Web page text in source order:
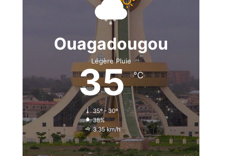
Ouagadougou
Légère Pluie
35℃
35º - 30º
38%
3.35 km/h